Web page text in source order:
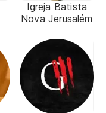
Igreja Batista
Nova Jerusalém